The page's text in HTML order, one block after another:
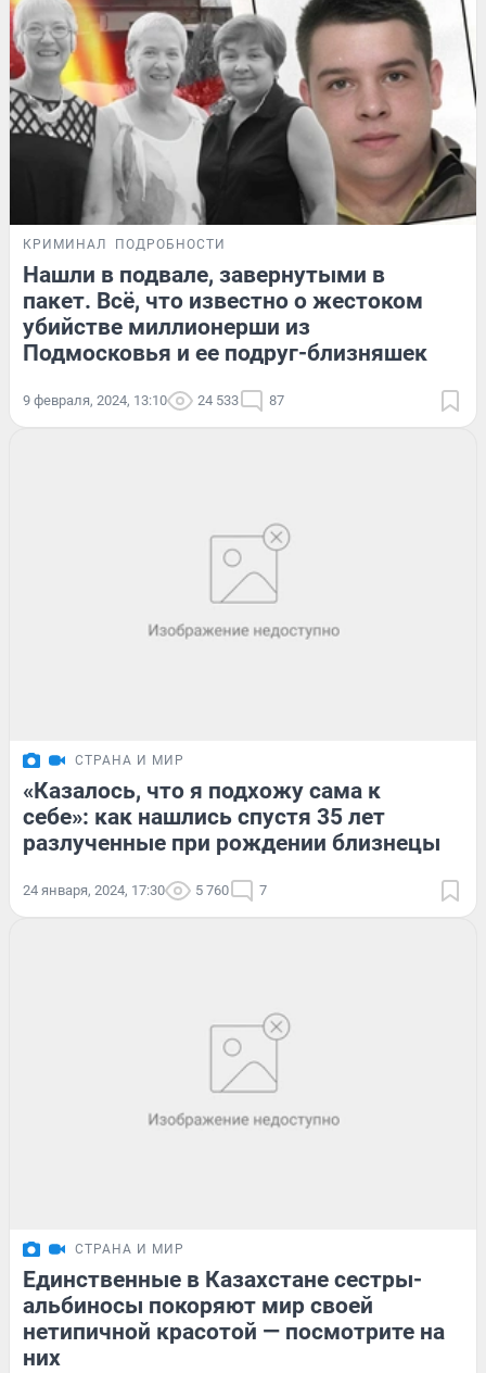
КРИМИНАЛ ПОДРОБНОСТИ
Нашли в подвале, завернутыми в
пакет. Всё, что известно о жестоком
убийстве миллионерши из
Подмосковья и ее подруг-близняшек
9 февраля, 2024, 13:10 24 533 87
СТРАНА И МИР
«Казалось, что я подхожу сама к
себе»: как нашлись спустя 35 лет
разлученные при рождении близнецы
24 января, 2024, 17:30 5 760 7
СТРАНА И МИР
Единственные в Казахстане сестры-
альбиносы покоряют мир своей
нетипичной красотой — посмотрите на
них